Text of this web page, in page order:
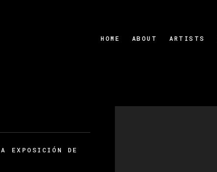
HOME ABOUT ARTISTS
EXPOSICIÓN DE